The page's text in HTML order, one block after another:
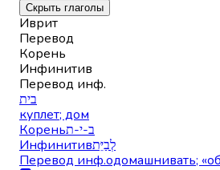
Скрыть глаголы
Иврит
Перевод
Корень
Инфинитив
Перевод инф.
בית
куплет; дом
Кореньב-י-ת
Инфинитивלְבַיֵּת
Перевод инф.одомашнивать;